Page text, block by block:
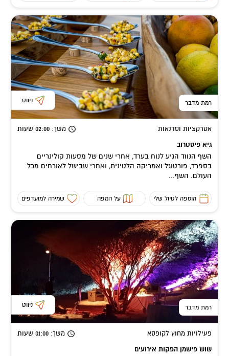
רמת מדבר ניווט
אטרקציות וסדנאות משך: 02:00 שעות
גיא פיסטרוב
השף הנווד הגיע לנוח בערד, אחרי שנים של מסעות קולינריים
בספרד, פורטוגל ואמריקה הלטינית, ואחרי שבישל לאורחים מכל
העולם. השף...
הוספה לטיול שלי על המפה שמירה למועדפים
רמת מדבר ניווט
פעילויות מחוץ לקופסא משך: 01:00 שעות
שוש פישמן הפקות אירועים